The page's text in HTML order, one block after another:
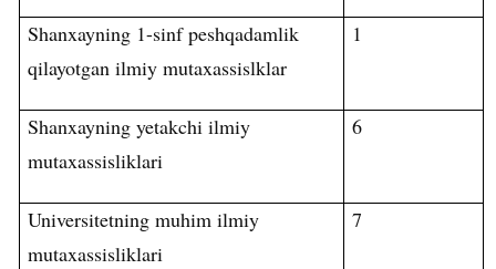
Shanxayning 1-sinf peshqadamlik
qilayotgan ilmiy mutaxassislklar
1
Shanxayning yetakchi ilmiy
mutaxassisliklari
6
Universitetning muhim ilmiy
mutaxassisliklari
7